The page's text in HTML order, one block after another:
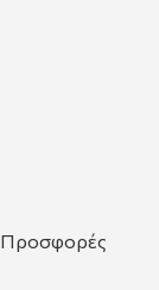
Προσφορές